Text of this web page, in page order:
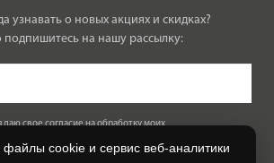
узнавать о новых акциях и скидках?
подпишитесь на нашу рассылку:
даю свое согласие на обработку моих
персональных данных.
cookie и сервис веб-аналитики